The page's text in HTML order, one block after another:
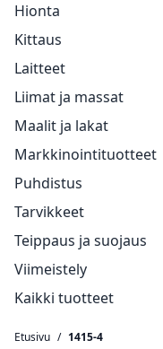
Hionta
Kittaus
Laitteet
Liimat ja massat
Maalit ja lakat
Markkinointituotteet
Puhdistus
Tarvikkeet
Teippaus ja suojaus
Viimeistely
Kaikki tuotteet
Etusivu / 1415-4